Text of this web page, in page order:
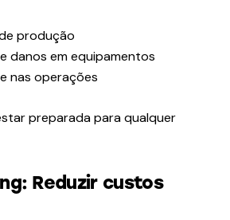
produção
danos em equipamentos
nas operações
preparada para qualquer
Reduzir custos